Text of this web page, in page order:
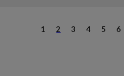
1 2 3 4 5 6